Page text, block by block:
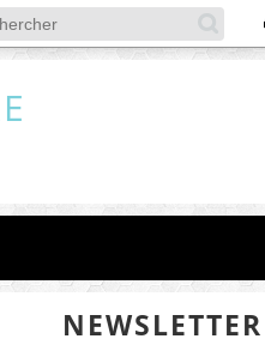
NEWSLETTER